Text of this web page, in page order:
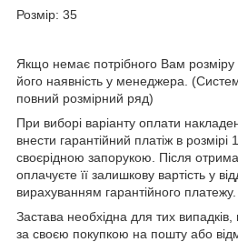
Розмір: 35
Якщо немає потрібного Вам розміру
його наявність у менеджера.
повний розмірний ряд)
При виборі варіанту оплати
внести гарантійний платіж в
своєрідною запорукою. Після
оплачуєте її залишкову вартість у
вирахуванням гарантійного платежу.
Застава необхідна для тих
за своєю покупкою на пошту або